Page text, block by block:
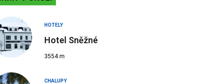
HOTELY
Hotel Sněžné
3554 m
CHALUPY